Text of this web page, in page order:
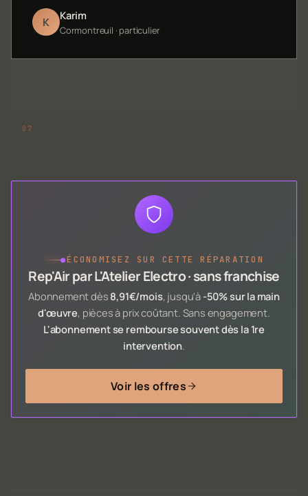
K Karim
Cormontreuil · particulier
●ÉCONOMISEZ SUR CETTE RÉPARATION
Rep'Air par L'Atelier Electro · sans franchise
Abonnement dès 8,91€/mois, jusqu'à -50% sur la main
d'œuvre, pièces à prix coûtant. Sans engagement.
L'abonnement se rembourse souvent dès la 1re
intervention.
Voir les offres